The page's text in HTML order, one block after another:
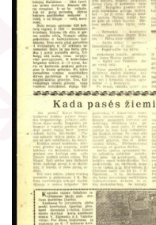
Gaunami
Internetas
Klubai
Literatų
Interaktyvi
Gabrielės
premija
Virtuali